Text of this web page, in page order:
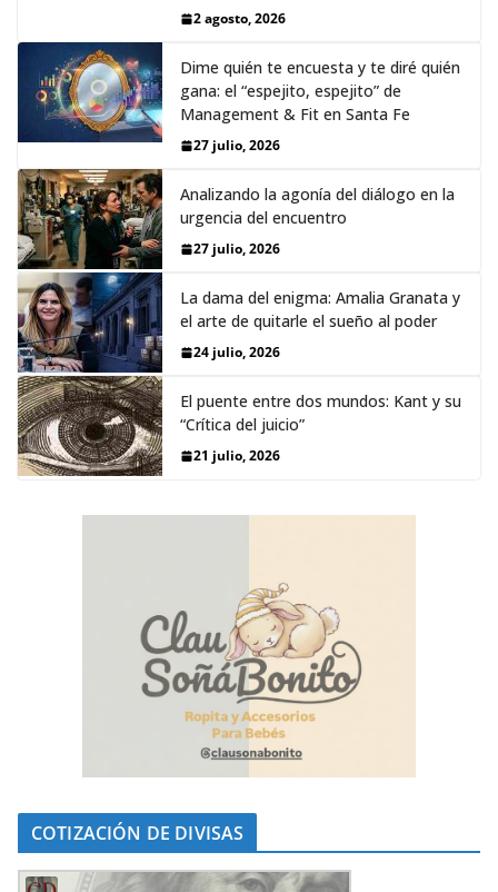
2 agosto, 2026
Dime quién te encuesta y te diré quién
gana: el “espejito, espejito” de
Management & Fit en Santa Fe
27 julio, 2026
Analizando la agonía del diálogo en la
urgencia del encuentro
27 julio, 2026
La dama del enigma: Amalia Granata y
el arte de quitarle el sueño al poder
24 julio, 2026
El puente entre dos mundos: Kant y su
“Crítica del juicio”
21 julio, 2026
COTIZACIÓN DE DIVISAS